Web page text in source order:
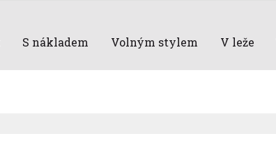
S nákladem Volným stylem V leže